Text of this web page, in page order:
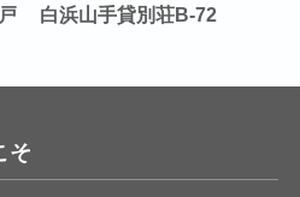
白浜山手貸別荘B-72
そ